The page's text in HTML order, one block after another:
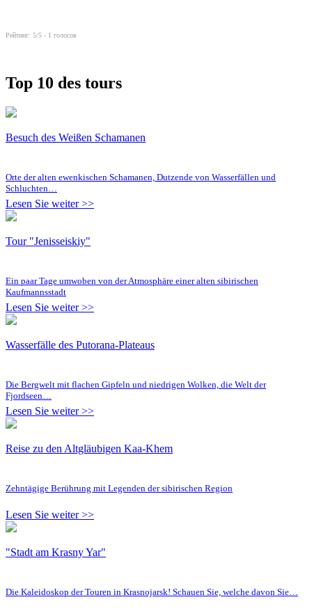
Рейтинг: 5/5 - 1 голосов
Top 10 des tours
Besuch des Weißen Schamanen
Orte der alten ewenkischen Schamanen, Dutzende von Wasserfällen und
Schluchten…
Lesen Sie weiter >>
Tour "Jenisseiskiy"
Ein paar Tage umwoben von der Atmosphäre einer alten sibirischen
Kaufmannsstadt
Lesen Sie weiter >>
Wasserfälle des Putorana-Plateaus
Die Bergwelt mit flachen Gipfeln und niedrigen Wolken, die Welt der
Fjordseen…
Lesen Sie weiter >>
Reise zu den Altgläubigen Kaa-Khem
Zehntägige Berührung mit Legenden der sibirischen Region
Lesen Sie weiter >>
"Stadt am Krasny Yar"
Die Kaleidoskop der Touren in Krasnojarsk! Schauen Sie, welche davon Sie…